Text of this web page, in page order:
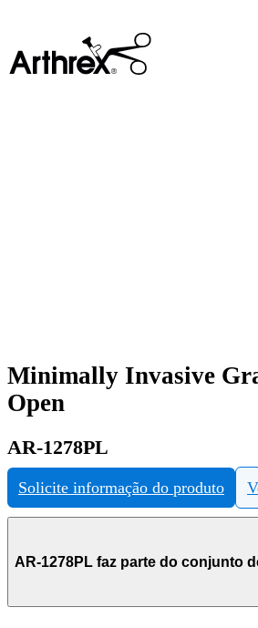
Minimally Invasive
Open
AR-1278PL
Solicite informação do produto
AR-1278PL faz parte do conjunto